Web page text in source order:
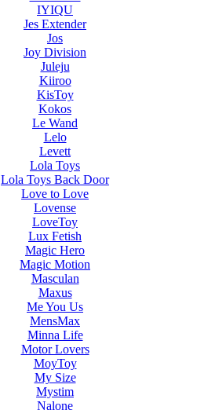
IYIQU
Jes Extender
Jos
Joy Division
Juleju
Kiiroo
KisToy
Kokos
Le Wand
Lelo
Levett
Lola Toys
Lola Toys Back Door
Love to Love
Lovense
LoveToy
Lux Fetish
Magic Hero
Magic Motion
Masculan
Maxus
Me You Us
MensMax
Minna Life
Motor Lovers
MoyToy
My Size
Mystim
Nalone